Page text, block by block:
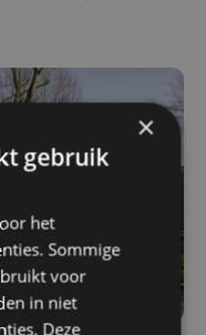
×
gebruik
het
Sommige
voor
in niet
Deze